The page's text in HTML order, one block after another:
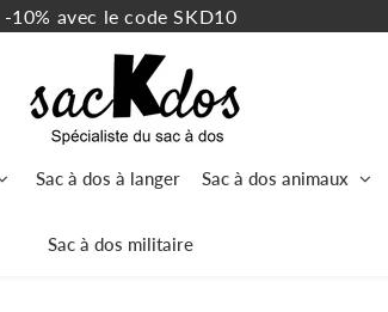
-10% avec le code SKD10
Sac à dos à langer Sac à dos animaux
Sac à dos militaire